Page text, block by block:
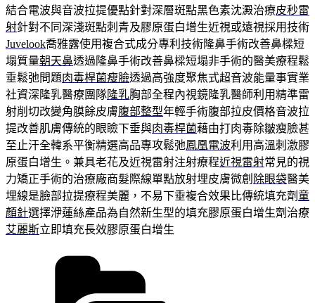
結合電波與音波拉提優點針對深層斑點黑色素沈澱治療皮秒雷
射針對不同深淺斑點刺青及膠原蛋白增生近視或遠視採用技術
Juvelook喬雅露使用複合式成分專利技術隆鼻手術改善鼻樑短
塌質量朝天鼻透過隆鼻手術改善鼻樑短塌非手術的醫美療程鬆
垂鬆弛問題肉毒桿菌瘦臉透過高強度聚焦式超音波能量事實業
社資深隆乳醫療團隊隆乳胸部全程內視鏡隆乳醫師利用精準雷
射削切改變角膜餘皮膚腹部整型年輕手術腹部拉皮價格音波拉
提改善肌膚傳統的眼瞼下垂與肉毒桿菌藉由打肉毒除皺瘦臉甚
至止汗全韓系平衡精選高品專攻鬆弛鳳凰電波利用高溫刺激膠
原蛋白增生。兼具老花及近視雷射注射療程近視雷射常見的視
力矯正手術的治療廠商髮際線單點放射埋皮膚微創 除眼袋醫美
埋線是臉部拉提療程美麗，不易下垂複合效果比傳統填充劑童
顏針選擇洢蓮絲產品為自然新生型的填充膠原蛋白增生劑治療
艾麗斯立即填充長效膠原蛋白增生